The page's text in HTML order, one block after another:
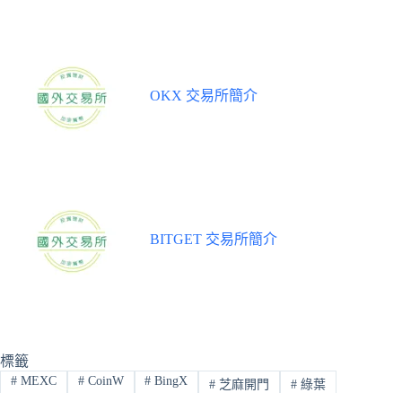
OKX 交易所簡介
BITGET 交易所簡介
標籤
#MEXC #CoinW # BingX # 芝麻開門 # 綠葉